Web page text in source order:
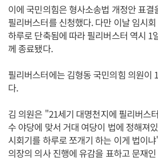
이에 국민의힘은 형사소송법 개정안 표결
필리버스터를 신청했다. 다만 이날 임시
하루로 단축됨에 따라 필리버스터 역시 1
께 종료됐다.
필리버스터에는 김형동 국민의힘 의원이
다.
김 의원은 "21세기 대명천지에 필리버스
수 야당에 맞서 거대 여당이 법에 정해져
시회기를 하루로 쪼개기 하는 이게 법이
의장의 의사 진행에 유감을 표하고 문재